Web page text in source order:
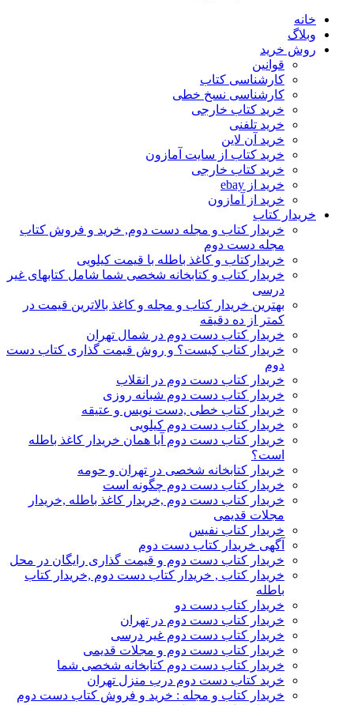
خانه
وبلاگ
روش خرید
قوانین
کارشناسی کتاب
کارشناسی نسخ خطی
خرید کتاب خارجی
خرید تلفنی
خرید آن لاین
خرید کتاب از سایت آمازون
خرید کتاب خارجی
خرید از ebay
خرید از آمازون
خریدار کتاب
خریدار کتاب و مجله دست دوم, خرید و فروش کتاب
مجله دست دوم
خریدارکتاب و کاغذ باطله با قیمت کیلویی
خریدار کتاب و کتابخانه شخصی شما شامل کتابهای غیر
درسی
بهترین خریدار کتاب و مجله و کاغذ بالاترین قیمت در
کمتر از ده دقیقه
خریدار کتاب دست دوم در شمال تهران
خریدار کتاب کیست؟ و روش قیمت گذاری کتاب دست
دوم
خریدار کتاب دست دوم در انقلاب
خریدار کتاب دست دوم شبانه روزی
خریدار کتاب خطی ,دست نویس و عتیقه
خریدار کتاب دست دوم کیلویی
خریدار کتاب دست دوم آیا همان خریدار کاغذ باطله
است؟
خریدار کتابخانه شخصی در تهران و حومه
خریدار کتاب دست دوم چگونه است
خریدار کتاب دست دوم ,خریدار کاغذ باطله ,خریدار
مجلات قدیمی
خریدار کتاب نفیس
آگهی خریدار کتاب دست دوم
خریدار کتاب دست دوم و قیمت گذاری رایگان در محل
خریدار کتاب , خریدار کتاب دست دوم ,خریدار کتاب
باطله
خریدار کتاب دست دو
خریدار کتاب دست دوم در تهران
خریدار کتاب دست دوم غیر درسی
خریدار کتاب دست دوم و مجلات قدیمی
خریدار کتاب دست دوم کتابخانه شخصی شما
خرید کتاب دست دوم درب منزل تهران
خریدار کتاب و مجله : خرید و فروش کتاب دست دوم